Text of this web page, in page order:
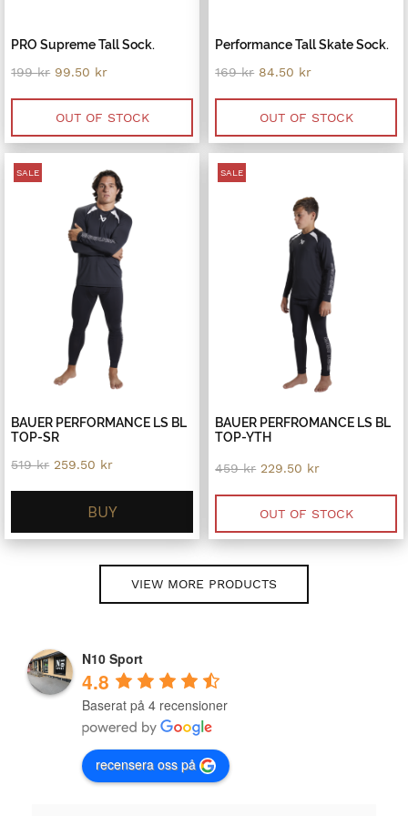
PRO Supreme Tall Sock.
199kr Original
was:
199 kr.
99.50 krCurrent
is:
99.50 kr.
OUT OF STOCK
Performance Tall Skate Sock.
169kr Original
was:
169 kr.
84.50 krCurrent
is:
84.50 kr.
OUT OF STOCK
SALE
BAUER PERFORMANCE LS BL
TOP-SR
519kr Original
was:
519 kr.
259.50 krCurrent
is:
259.50 kr.
BUY
SALE
BAUER PERFROMANCE LS BL
TOP-YTH
459kr Original
was:
459 kr.
229.50 krCurrent
is:
229.50 kr.
OUT OF STOCK
VIEW MORE PRODUCTS
N10 Sport
4.8
Baserat på 4 recensioner
recensera oss på